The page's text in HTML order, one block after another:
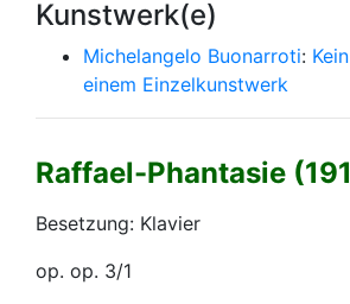
Kunstwerk(e)
Michelangelo Buonarroti:
einem Einzelkunstwerk
Raffael-Phantasie
Besetzung: Klavier
op. op. 3/1